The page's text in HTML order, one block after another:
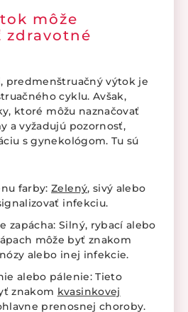
môže
zdravotné
predmenštruačný výtok je
cyklu. Avšak,
ktoré môžu naznačovať
a vyžadujú pozornosť,
s gynekológom. Tu sú
farby:Zelený, sivý alebo
infekciu.
zapácha: Silný, rybací alebo
môže byť znakom
alebo inej infekcie.
alebo pálenie: Tieto
znakom kvasinkovej
prenosnej choroby.